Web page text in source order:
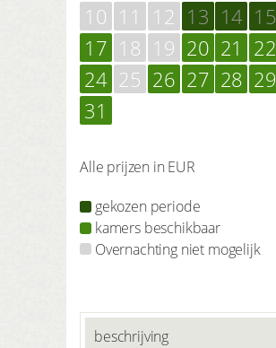
10 11 12 13 14 15
17 18 19 20 21 22
24 25 26 27 28 29
31
Alle prijzen in EUR
gekozen periode
kamers beschikbaar
Overnachting niet mogelijk
beschrijving